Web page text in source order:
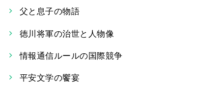
ー
シ
ョ
父と息子の物語
徳川将軍の治世と人物像
情報通信ルールの国際競争
平安文学の饗宴